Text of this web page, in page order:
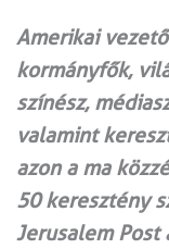
Amerikai
kormányfők,
színész,
valamint
azon a ma
50 keresztény
Jerusalem